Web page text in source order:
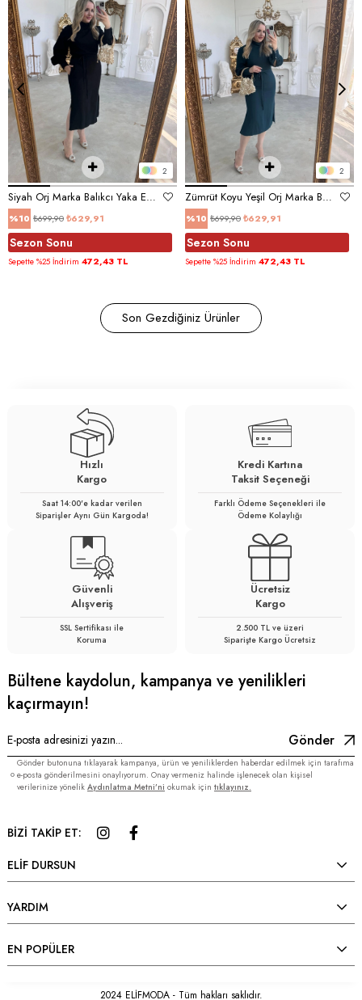
2
Siyah Orj Marka Balıkcı Yaka Elbise
%10 ₺629,91
₺699,90
Sezon Sonu
Sepette %25 İndirim 472,43 TL
2
Zümrüt Koyu Yeşil Orj Marka Balıkcı Yaka Elbise
%10 ₺629,91
₺699,90
Sezon Sonu
Sepette %25 İndirim 472,43 TL
Son Gezdiğiniz Ürünler
Hızlı
Kargo
Saat 14:00'e kadar verilen
Siparişler Aynı Gün Kargoda!
Kredi Kartına
Taksit Seçeneği
Farklı Ödeme Seçenekleri ile
Ödeme Kolaylığı
Güvenli
Alışveriş
SSL Sertifikası ile
Koruma
Ücretsiz
Kargo
2.500 TL ve üzeri
Siparişte Kargo Ücretsiz
Bültene kaydolun, kampanya ve yenilikleri
kaçırmayın!
Gönder
Gönder butonuna tıklayarak kampanya, ürün ve yeniliklerden haberdar edilmek için tarafıma
e-posta gönderilmesini onaylıyorum. Onay vermeniz halinde işlenecek olan kişisel
verilerinize yönelik Aydınlatma Metni’ni okumak için tıklayınız.
BİZİ TAKİP ET:
ELİF DURSUN
YARDIM
EN POPÜLER
2024 ELİFMODA - Tüm hakları saklıdır.